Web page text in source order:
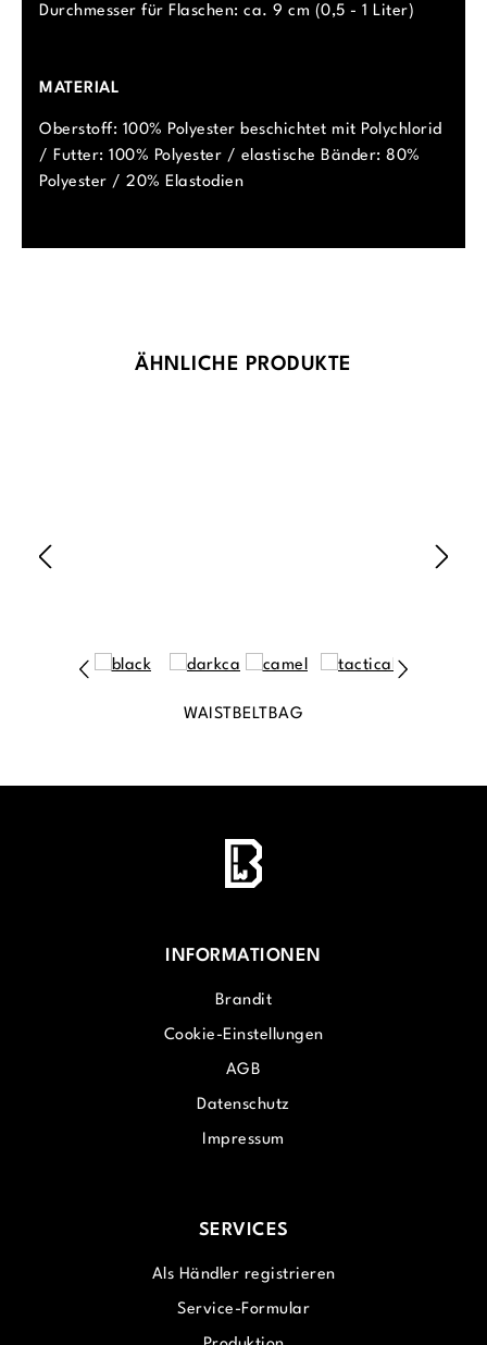
Durchmesser für Flaschen: ca. 9 cm (0,5 - 1 Liter)
MATERIAL
Oberstoff: 100% Polyester beschichtet mit Polychlorid
/ Futter: 100% Polyester / elastische Bänder: 80%
Polyester / 20% Elastodien
Produktgalerie überspringen
ÄHNLICHE PRODUKTE
WAISTBELTBAG
INFORMATIONEN
Brandit
Cookie-Einstellungen
AGB
Datenschutz
Impressum
SERVICES
Als Händler registrieren
Service-Formular